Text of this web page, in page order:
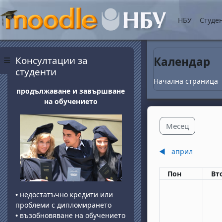
Прескочи на
Страничен панел
НБУ
Календар
Начална страница
Месец
◀︎ април
Понеделник
Пон
Блокове
Консултации за
студенти
продължаване и завършване
на обучението
• недостатъчно кредити или
проблеми с дипломирането
• възобновяване на обучението